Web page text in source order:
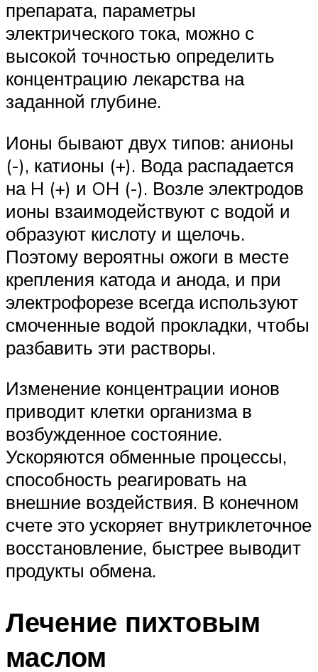
препарата, параметры
электрического тока, можно с
высокой точностью определить
концентрацию лекарства на
заданной глубине.
Ионы бывают двух типов: анионы
(-), катионы (+). Вода распадается
на H (+) и OH (-). Возле электродов
ионы взаимодействуют с водой и
образуют кислоту и щелочь.
Поэтому вероятны ожоги в месте
крепления катода и анода, и при
электрофорезе всегда используют
смоченные водой прокладки, чтобы
разбавить эти растворы.
Изменение концентрации ионов
приводит клетки организма в
возбужденное состояние.
Ускоряются обменные процессы,
способность реагировать на
внешние воздействия. В конечном
счете это ускоряет внутриклеточное
восстановление, быстрее выводит
продукты обмена.
Лечение пихтовым
маслом